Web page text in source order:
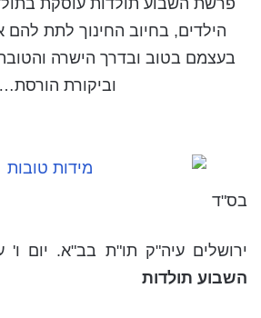
פרשת השבוע תולדות עוסקת
הילדים, בחיוב החינוך לתת
בעצמם בטוב ובדרך הישרה
וביקורת הורסת…
בס"ד
ירושלים עיה"ק תו"ת בב"א. יום
השבוע תולדות